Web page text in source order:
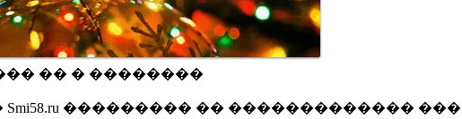
�� � ��������
��������� �� �������������